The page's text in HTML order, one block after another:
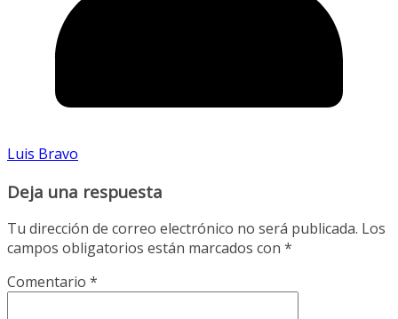
Luis Bravo
Deja una respuesta
Tu dirección de correo electrónico no será publicada. Los
campos obligatorios están marcados con *
Comentario *